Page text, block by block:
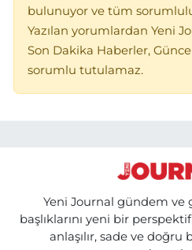
bulunuyor ve tüm
Yazılan yorumlardan Yeni
Son Dakika Haberler,
sorumlu tutulamaz.
Yeni Journal gündem ve
başlıklarını yeni bir
anlaşılır, sade ve